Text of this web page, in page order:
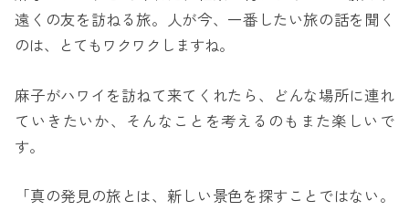
遠くの友を訪ねる旅。人が今、一番したい旅の話を聞く
のは、とてもワクワクしますね。
麻子がハワイを訪ねて来てくれたら、どんな場所に連れ
ていきたいか、そんなことを考えるのもまた楽しいで
す。
「真の発見の旅とは、新しい景色を探すことではない。